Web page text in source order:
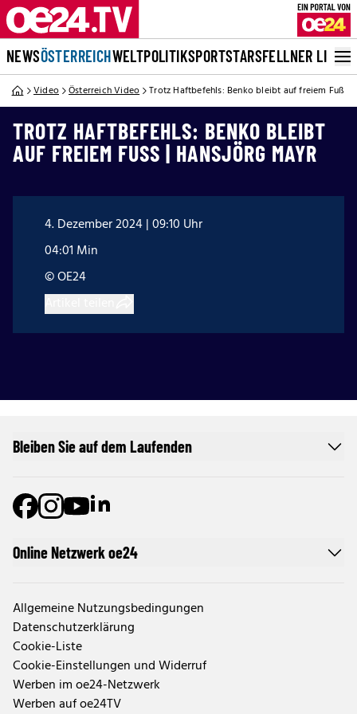
NEWSÖSTERREICHWELTPOLITIKSPORTSTARSFELLNER LIVE
Video Österreich Video Trotz Haftbefehls: Benko bleibt auf freiem Fuß |
TROTZ HAFTBEFEHLS: BENKO BLEIBT
AUF FREIEM FUSS | HANSJÖRG MAYR
4. Dezember 2024 | 09:10 Uhr
04:01 Min
© OE24
Online Netzwerk oe24
Allgemeine Nutzungsbedingungen
Datenschutzerklärung
Cookie-Liste
Cookie-Einstellungen und Widerruf
Werben im oe24-Netzwerk
Werben auf oe24TV
Bleiben Sie auf dem Laufenden